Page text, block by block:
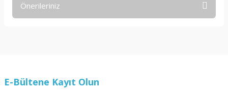
Önerileriniz
Ürün resmi kalitesiz, bozuk veya görüntülenemiyor.
E-Bültene Kayıt Olun